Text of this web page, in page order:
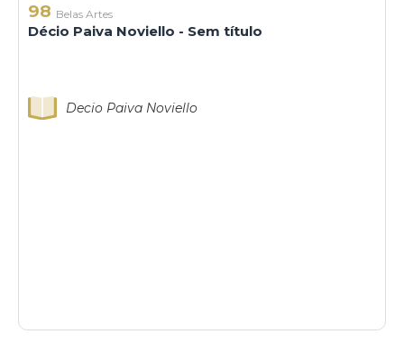
98 Belas Artes
Décio Paiva Noviello - Sem título
Decio Paiva Noviello